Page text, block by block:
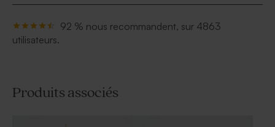
92 % nous recommandent, sur 4863
utilisateurs.
Produits associés